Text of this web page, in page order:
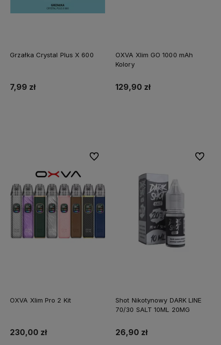
Grzałka Crystal Plus X 600
7,99 zł
OXVA Xlim GO 1000 mAh
Kolory
129,90 zł
OXVA Xlim Pro 2 Kit
230,00 zł
Do ulubionych
Shot Nikotynowy DARK LINE
70/30 SALT 10ML 20MG
26,90 zł
Do